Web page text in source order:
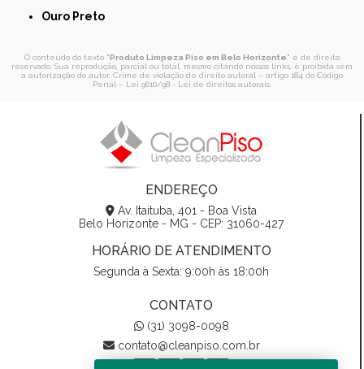
Ouro Preto
O conteúdo do texto "Produto Limpeza Piso em Belo Horizonte" é de direito
reservado. Sua reprodução, parcial ou total, mesmo citando nossos links, é proibida sem
a autorização do autor. Crime de violação de direito autoral – artigo 184 do Código
Penal – Lei 9610/98 - Lei de direitos autorais
ENDEREÇO
Av. Itaituba, 401 - Boa Vista
Belo Horizonte - MG - CEP: 31060-427
HORÁRIO DE ATENDIMENTO
Segunda à Sexta: 9:00h às 18:00h
CONTATO
(31) 3098-0098
contato@cleanpiso.com.br